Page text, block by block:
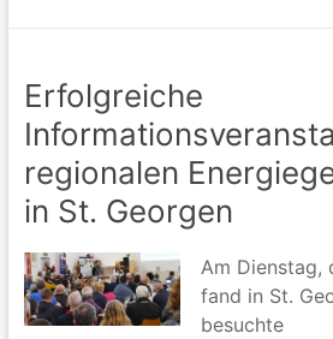
Erfolgreiche
regionalen
in St. Georgen
Am Dienstag,
fand in St.
besuchte